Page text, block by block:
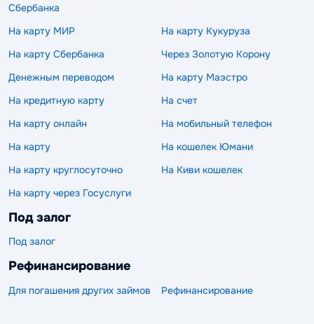
Сбербанка
На карту МИР
На карту Кукуруза
На карту Сбербанка
Через Золотую Корону
Денежным переводом
На карту Маэстро
На кредитную карту
На счет
На карту онлайн
На мобильный телефон
На карту
На кошелек Юмани
На карту круглосуточно
На Киви кошелек
На карту через Госуслуги
Под залог
Под залог
Рефинансирование
Для погашения других займов Рефинансирование